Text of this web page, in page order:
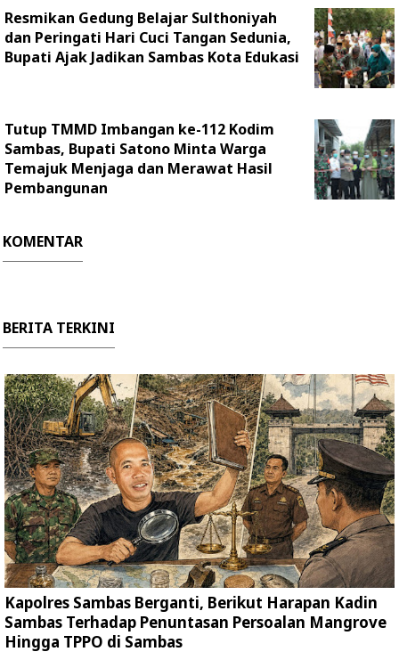
Resmikan Gedung Belajar Sulthoniyah
dan Peringati Hari Cuci Tangan Sedunia,
Bupati Ajak Jadikan Sambas Kota Edukasi
Tutup TMMD Imbangan ke-112 Kodim
Sambas, Bupati Satono Minta Warga
Temajuk Menjaga dan Merawat Hasil
Pembangunan
KOMENTAR
BERITA TERKINI
Kapolres Sambas Berganti, Berikut Harapan Kadin
Sambas Terhadap Penuntasan Persoalan Mangrove
Hingga TPPO di Sambas